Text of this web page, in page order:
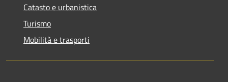
Catasto e urbanistica
Turismo
Mobilità e trasporti